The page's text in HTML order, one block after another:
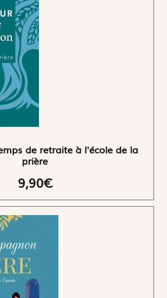
de retraite à l'école de la
prière
9,90€